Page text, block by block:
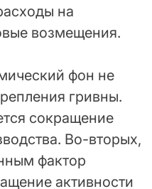
на
возмещения.
фон не
гривны.
сокращение
Во-вторых,
фактор
активности